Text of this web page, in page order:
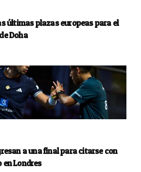
últimas plazas europeas para el
Doha
a una final para citarse con
en Londres